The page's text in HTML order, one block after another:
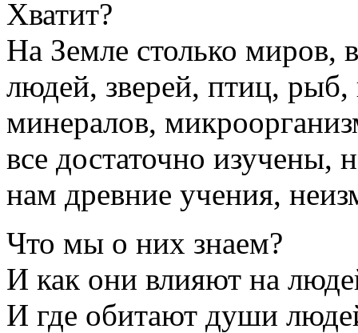
Хватит?
На Земле столько миров,
людей, зверей, птиц,
минералов,
все достаточно изучены,
нам древние учения,
Что мы о них знаем?
И как они влияют на
И где обитают души